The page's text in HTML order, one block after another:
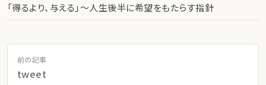
「得るより、与える」〜人生後半に希望をもたらす指針
前の記事
tweet